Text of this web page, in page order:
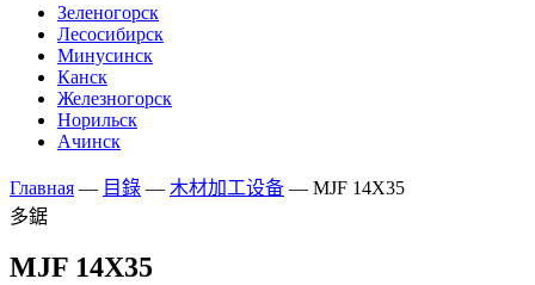
Зеленогорск
Лесосибирск
Минусинск
Канск
Железногорск
Норильск
Ачинск
Главная — 目錄 — 木材加工设备 — MJF 14X35
多鋸
MJF 14X35